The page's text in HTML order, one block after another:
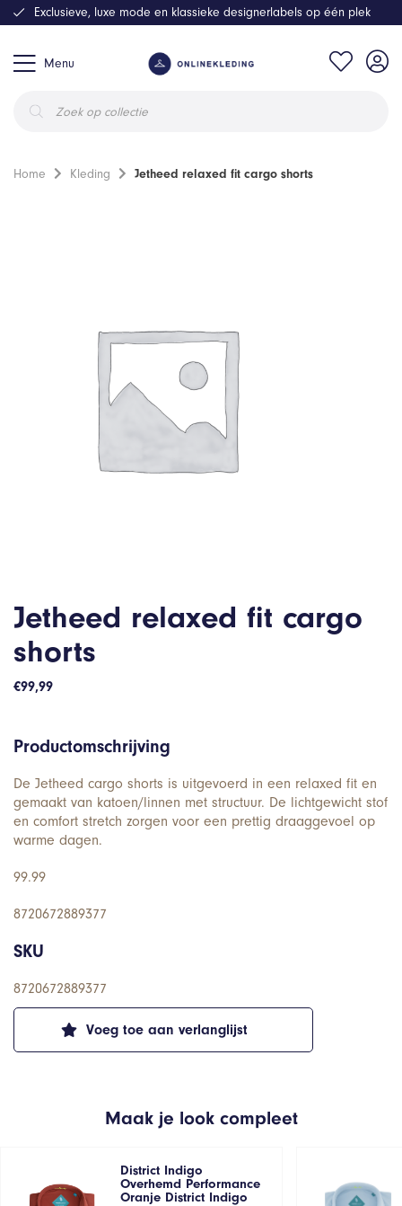
Menu
zoeken
Exclusieve, luxe mode en klassieke designerlabels op één plek
Home Kleding Jetheed relaxed fit cargo shorts
Jetheed relaxed fit cargo
shorts
€99,99
Voeg toe aan verlanglijst
Productomschrijving
De Jetheed cargo shorts is uitgevoerd in een relaxed fit en
gemaakt van katoen/linnen met structuur. De lichtgewicht stof
en comfort stretch zorgen voor een prettig draaggevoel op
warme dagen.
99.99
8720672889377
SKU
8720672889377
Maak je look compleet
District Indigo
Overhemd Performance
Oranje District Indigo